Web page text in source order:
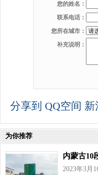
您的姓名：
联系电话：
您所在城市：
补充说明：
分享到 QQ空间 新
为你推荐
内蒙古10
2023年3月